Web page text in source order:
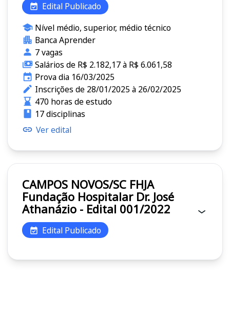
Edital Publicado
Nível médio, superior, médio técnico
Banca Aprender
7 vagas
Salários de R$ 2.182,17 à R$ 6.061,58
Prova dia 16/03/2025
Inscrições de 28/01/2025 à 26/02/2025
470 horas de estudo
17 disciplinas
Ver edital
CAMPOS NOVOS/SC FHJA
Fundação Hospitalar Dr. José
Athanázio - Edital 001/2022
Edital Publicado